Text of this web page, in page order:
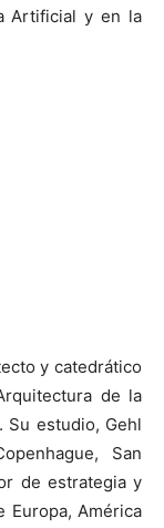
Artificial y en la
y catedrático
de la
Su estudio, Gehl
San
de estrategia y
Europa, América